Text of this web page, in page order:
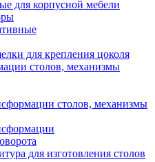
для корпусной мебели
для крепления цоколя
столов, механизмы
столов, механизмы
для изготовления столов